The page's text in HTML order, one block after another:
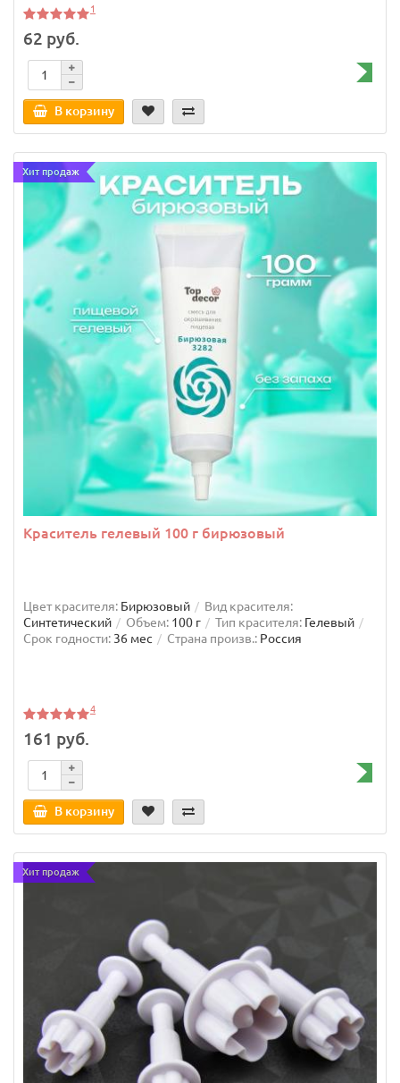
1
62 руб.
В корзину
Хит продаж
Краситель гелевый 100 г бирюзовый
Цвет красителя: Бирюзовый
Вид красителя:
Синтетический
Объем: 100 г Тип красителя: Гелевый
Срок годности: 36 мес Страна произв.: Россия
4
161 руб.
В корзину
Хит продаж